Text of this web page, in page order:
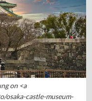
on <a
osaka-castle-museum-